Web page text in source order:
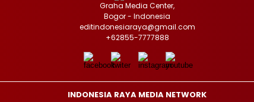
Graha Media Center,
Bogor - Indonesia
editindonesiaraya@gmail.com
+62855-7777888
INDONESIA RAYA MEDIA NETWORK